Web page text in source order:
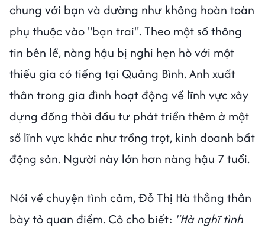
chung với bạn và dường như không hoàn toàn
phụ thuộc vào "bạn trai". Theo một số thông
tin bên lề, nàng hậu bị nghi hẹn hò với một
thiếu gia có tiếng tại Quảng Bình. Anh xuất
thân trong gia đình hoạt động về lĩnh vực xây
dựng đồng thời đầu tư phát triển thêm ở một
số lĩnh vực khác như trồng trọt, kinh doanh bất
động sản. Người này lớn hơn nàng hậu 7 tuổi.
Nói về chuyện tình cảm, Đỗ Thị Hà thẳng thắn
bày tỏ quan điểm. Cô cho biết: "Hà nghĩ tình